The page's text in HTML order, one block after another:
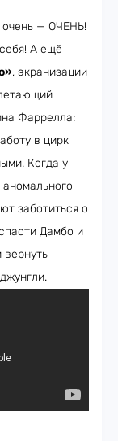
очень — ОЧЕНЬ!
А ещё
, экранизации
Фаррелла:
в цирк
Когда у
заботиться о
Дамбо и
вернуть